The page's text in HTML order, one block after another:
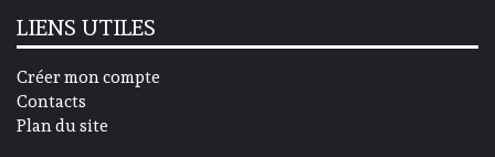
LIENS UTILES
Créer mon compte
Contacts
Plan du site